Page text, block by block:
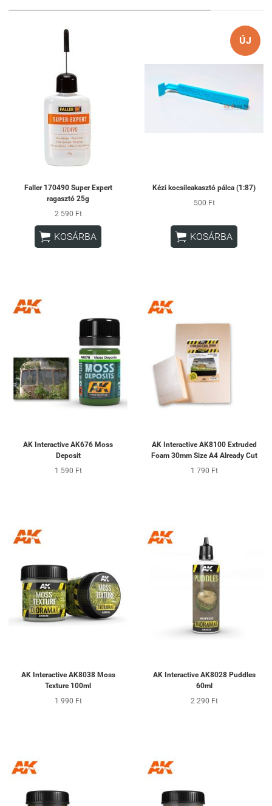
Faller 170490 Super Expert
ragasztó 25g
2 590 Ft
 KOSÁRBA
ÚJ
Kézi kocsileakasztó pálca (1:87)
500 Ft
 KOSÁRBA
AK Interactive AK676 Moss
Deposit
1 590 Ft
AK Interactive AK8100 Extruded
Foam 30mm Size A4 Already Cut
1 790 Ft
AK Interactive AK8038 Moss
Texture 100ml
1 990 Ft
AK Interactive AK8028 Puddles
60ml
2 290 Ft